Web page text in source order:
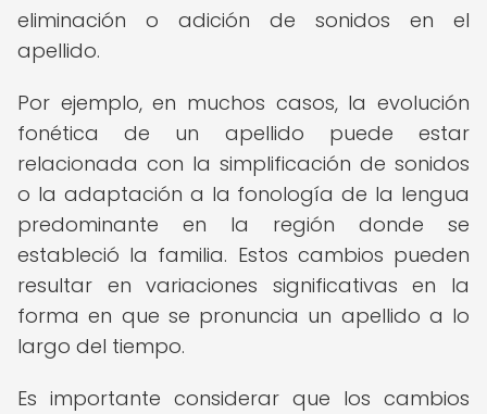
eliminación o adición de sonidos en el
apellido.
Por ejemplo, en muchos casos, la evolución
fonética de un apellido puede estar
relacionada con la simplificación de sonidos
o la adaptación a la fonología de la lengua
predominante en la región donde se
estableció la familia. Estos cambios pueden
resultar en variaciones significativas en la
forma en que se pronuncia un apellido a lo
largo del tiempo.
Es importante considerar que los cambios